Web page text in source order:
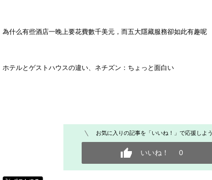
為什么有些酒店一晚上要花費數千美元，而五大隱藏服務卻如此有趣呢
ホテルとゲストハウスの違い、ネチズン：ちょっと面白い
お気に入りの記事を「いいね！」で応援しよう
いいね！ 0